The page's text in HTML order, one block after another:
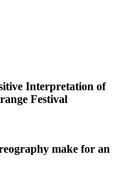
Interpretation of
Festival
make for an